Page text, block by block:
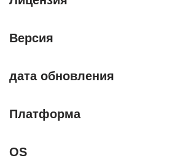
Версия
дата обновления
Платформа
OS